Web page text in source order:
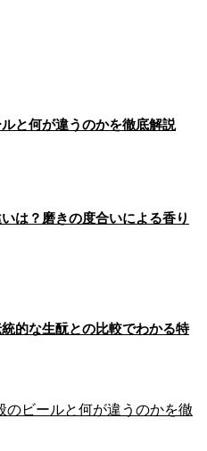
と何が違うのかを徹底解説
は？磨きの度合いによる香り
的な生酛との比較でわかる特
のビールと何が違うのかを徹